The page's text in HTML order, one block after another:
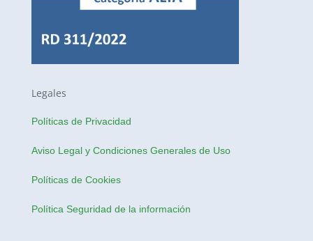
Legales
Políticas de Privacidad
Aviso Legal y Condiciones Generales de Uso
Políticas de Cookies
Política Seguridad de la información